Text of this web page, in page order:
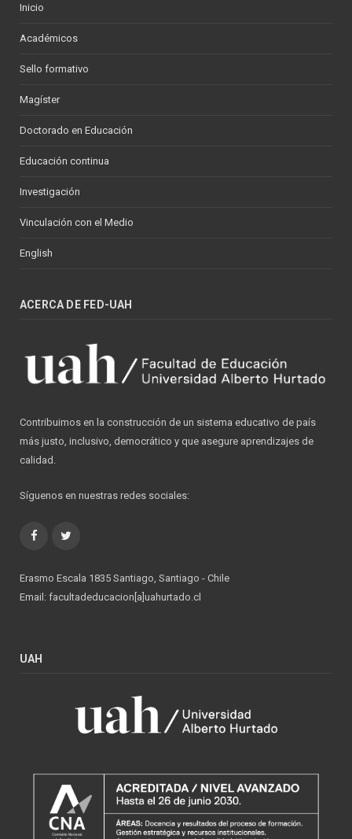
Inicio
Académicos
Sello formativo
Magíster
Doctorado en Educación
Educación continua
Investigación
Vinculación con el Medio
English
ACERCA DE FED-UAH
Contribuimos en la construcción de un sistema educativo de país
más justo, inclusivo, democrático y que asegure aprendizajes de
calidad.
Síguenos en nuestras redes sociales:
Facebook
Erasmo Escala 1835 Santiago, Santiago - Chile
Email: facultadeducacion[a]uahurtado.cl
UAH